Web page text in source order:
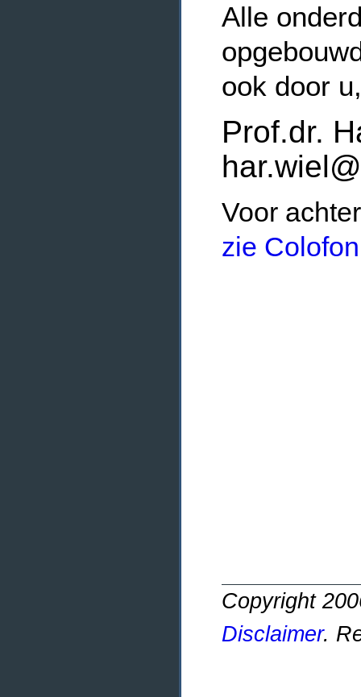
Alle
ook door
Prof.dr.
Voor
zie Colofon
Copyright
Disclaimer.